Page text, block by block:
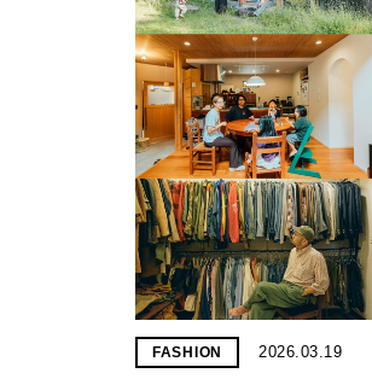
FASHION 2026.03.19